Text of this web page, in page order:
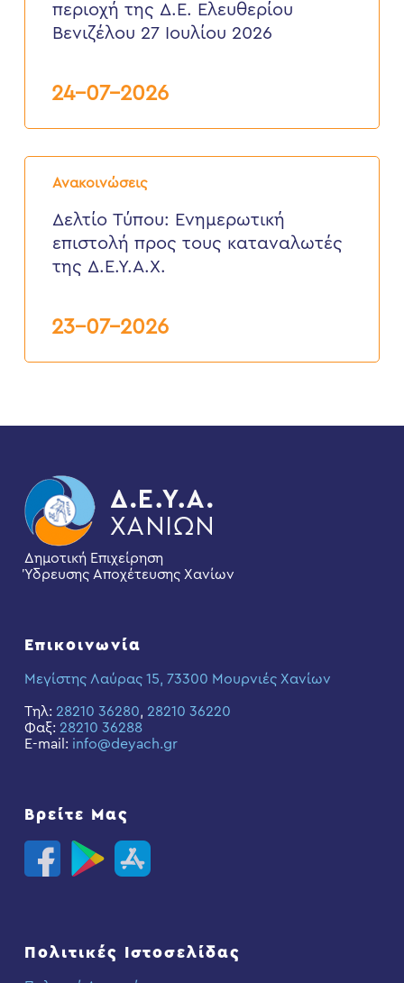
περιοχή
2026
περιοχή της Δ.Ε. Ελευθερίου
Βενιζέλου 27 Ιουλίου 2026
24-07-2026
Ανακοινώσεις
Δελτίο
Τύπου:
επιστολή
προς
τους
καταναλωτές
Δελτίο Τύπου: Eνημερωτική
επιστολή προς τους καταναλωτές
της Δ.Ε.Υ.Α.Χ.
23-07-2026
Δημοτική Επιχείρηση
Ύδρευσης Αποχέτευσης Χανίων
Επικοινωνία
Μεγίστης Λαύρας 15, 73300 Μουρνιές Χανίων
Τηλ: 28210 36280, 28210 36220
Φαξ: 28210 36288
E-mail: info@deyach.gr
Βρείτε Μας
Πολιτικές Ιστοσελίδας